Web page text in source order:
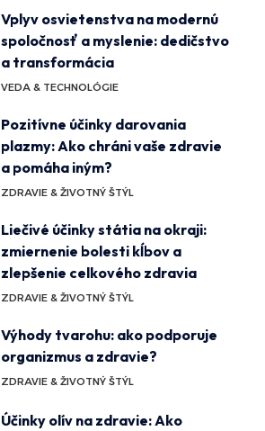
Vplyv osvietenstva na modernú
spoločnosť a myslenie: dedičstvo
a transformácia
VEDA & TECHNOLÓGIE
Pozitívne účinky darovania
plazmy: Ako chráni vaše zdravie
a pomáha iným?
ZDRAVIE & ŽIVOTNÝ ŠTÝL
Liečivé účinky státia na okraji:
zmiernenie bolesti kĺbov a
zlepšenie celkového zdravia
ZDRAVIE & ŽIVOTNÝ ŠTÝL
Výhody tvarohu: ako podporuje
organizmus a zdravie?
ZDRAVIE & ŽIVOTNÝ ŠTÝL
Účinky olív na zdravie: Ako